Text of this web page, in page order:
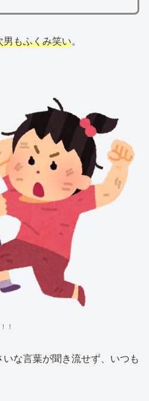
男もふくみ笑い。
！
な言葉が聞き流せず、いつも